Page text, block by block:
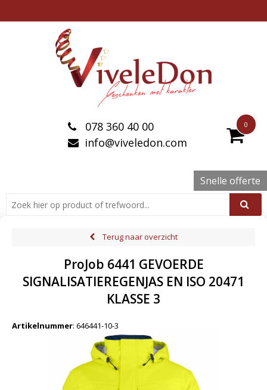
0
078 360 40 00
info@viveledon.com
Snelle offerte
Terug naar overzicht
ProJob 6441 GEVOERDE
SIGNALISATIEREGENJAS EN ISO 20471
KLASSE 3
Artikelnummer: 646441-10-3